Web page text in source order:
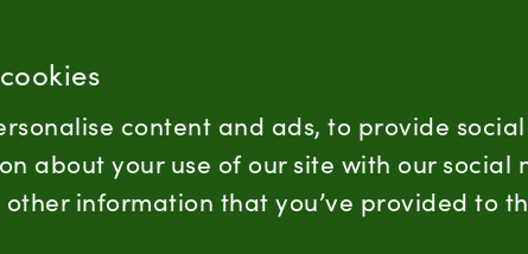
content and ads, to provide
about your use of our site with our
information that you’ve provided to
som eies
bønder.
0191 Oslo
Orgnummer
938 752 648